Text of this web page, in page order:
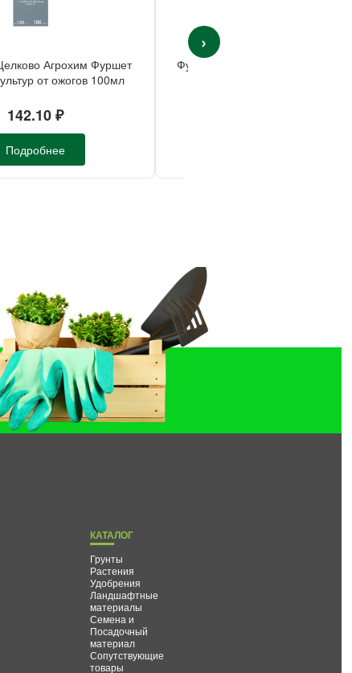
Агрохим Фуршет
от ожогов 100мл
142.10 ₽
Подробнее
Фунгицид Щелково Агрохим
›
КАТАЛОГ
Грунты
Растения
Удобрения
Ландшафтные
материалы
Семена и
Посадочный
материал
Сопутствующие
товары